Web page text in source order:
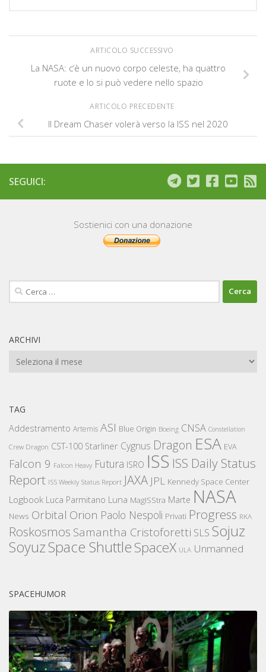
ARTICOLO SUCCESSIVO
La NASA: c’è un nuovo corpo celeste, ha quattro
ruote e lo si può vedere nello spazio
ARTICOLO PRECEDENTE
Il Dream Chaser volerà verso la ISS nel 2020
SEGUICI:
Sostienici con una donazione
Ricerca
per:
ARCHIVI
Archivi
TAG
Addestramento Artemis ASI Blue Origin Boeing CNSA Constellation
Crew Dragon CST-100 Starliner Cygnus Dragon ESA EVA
Falcon 9 Falcon Heavy Futura ISRO ISS ISS Daily Status
Report ISS Weekly Status Report JAXA JPL Kennedy Space Center
Logbook Luca Parmitano Luna MagISStra Marte NASA
News Orbital Orion Paolo Nespoli Privati Progress RKA
Roskosmos Samantha Cristoforetti SLS Sojuz
SoyuzSpace ShuttleSpaceX ULA Unmanned
SPACEHUMOR